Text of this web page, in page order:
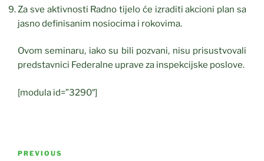
Za sve aktivnosti Radno tijelo će izraditi akcioni plan sa
jasno definisanim nosiocima i rokovima.
Ovom seminaru, iako su bili pozvani, nisu prisustvovali
predstavnici Federalne uprave za inspekcijske poslove.
[modula id=”3290″]
Post
Previous
PREVIOUS